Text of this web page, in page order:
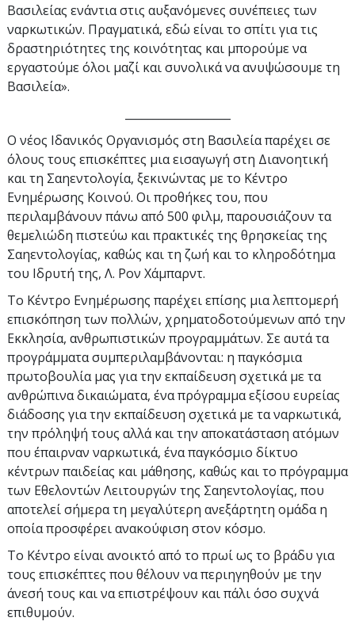
Βασιλείας ενάντια στις αυξανόμενες συνέπειες των
ναρκωτικών. Πραγματικά, εδώ είναι το σπίτι για τις
δραστηριότητες της κοινότητας και μπορούμε να
εργαστούμε όλοι μαζί και συνολικά να ανυψώσουμε τη
Βασιλεία».
Ο νέος Ιδανικός Οργανισμός στη Βασιλεία παρέχει σε
όλους τους επισκέπτες μια εισαγωγή στη Διανοητική
και τη Σαηεντολογία, ξεκινώντας με το Κέντρο
Ενημέρωσης Κοινού. Οι προθήκες του, που
περιλαμβάνουν πάνω από 500 φιλμ, παρουσιάζουν τα
θεμελιώδη πιστεύω και πρακτικές της θρησκείας της
Σαηεντολογίας, καθώς και τη ζωή και το κληροδότημα
του Ιδρυτή της, Λ. Ρον Χάμπαρντ.
Το Κέντρο Ενημέρωσης παρέχει επίσης μια λεπτομερή
επισκόπηση των πολλών, χρηματοδοτούμενων από την
Εκκλησία, ανθρωπιστικών προγραμμάτων. Σε αυτά τα
προγράμματα συμπεριλαμβάνονται: η παγκόσμια
πρωτοβουλία μας για την εκπαίδευση σχετικά με τα
ανθρώπινα δικαιώματα, ένα πρόγραμμα εξίσου ευρείας
διάδοσης για την εκπαίδευση σχετικά με τα ναρκωτικά,
την πρόληψή τους αλλά και την αποκατάσταση ατόμων
που έπαιρναν ναρκωτικά, ένα παγκόσμιο δίκτυο
κέντρων παιδείας και μάθησης, καθώς και το πρόγραμμα
των Εθελοντών Λειτουργών της Σαηεντολογίας, που
αποτελεί σήμερα τη μεγαλύτερη ανεξάρτητη ομάδα η
οποία προσφέρει ανακούφιση στον κόσμο.
Το Κέντρο είναι ανοικτό από το πρωί ως το βράδυ για
τους επισκέπτες που θέλουν να περιηγηθούν με την
άνεσή τους και να επιστρέψουν και πάλι όσο συχνά
επιθυμούν.